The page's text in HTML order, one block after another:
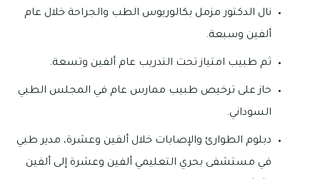
نال الدكتور مزمل بكالوريوس الطب والجراحة خلال عام
ألفين وسبعة.
ثم طبيب امتياز تحت التدريب عام ألفين وتسعة.
حاز على ترخيص طبيب ممارس عام في المجلس الطبي
السوداني.
دبلوم الطوارئ والإصابات خلال ألفين وعشرة، مدير طبي
في مستشفى بحري التعليمي ألفين وعشرة إلى ألفين